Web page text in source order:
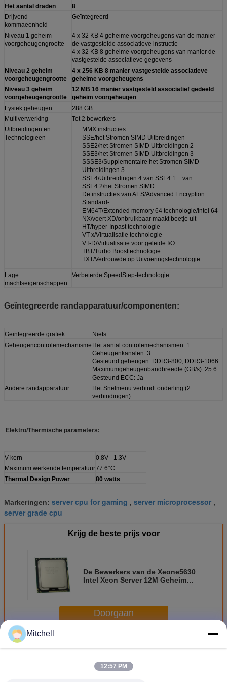
Het aantal draden
8
Drijvend
kommaeenheid
Geïntegreerd
Niveau 1 geheim
voorgeheugengrootte
4 x 32 KB 4 geheime voorgeheugens van de manier
de vastgestelde associatieve instructie
4 x 32 KB 8 geheime voorgeheugens van manier de
vastgestelde associatieve gegevens
Niveau 2 geheim
voorgeheugengrootte
4 x 256 KB 8 manier vastgestelde associatieve
geheime voorgeheugens
Niveau 3 geheim
voorgeheugengrootte
12 MB 16 manier vastgesteld associatief gedeeld
geheim voorgeheugen
Fysiek geheugen
288 GB
Multiverwerking
Tot 2 bewerkers
Uitbreidingen en
Technologieën
MMX instructies
SSE/het Stromen SIMD Uitbreidingen
SSE2/het Stromen SIMD Uitbreidingen 2
SSE3/het Stromen SIMD Uitbreidingen 3
SSSE3/Supplementaire het Stromen SIMD
Uitbreidingen 3
SSE4/Uitbreidingen 4 van SSE4.1 + van
SSE4.2/het Stromen SIMD
De instructies van AES/Advanced Encryption
Standard-
EM64T/Extended memory 64 technologie/Intel 64
NX/voert XD/onbruikbaar maakt beetje uit
HT/hyper-Inpast technologie
VT-x/Virtualisatie technologie
VT-D/Virtualisatie voor geleide I/O
TBT/Turbo Boosttechnologie
TXT/Vertrouwde op Uitvoeringstechnologie
Lage
machtseigenschappen
Verbeterde SpeedStep-technologie
Geïntegreerde randapparatuur/componenten:
Geïntegreerde grafiek
Niets
Geheugencontrolemechanisme Het aantal controlemechanismen: 1
Geheugenkanalen: 3
Gesteund geheugen: DDR3-800, DDR3-1066
Maximumgeheugenbandbreedte (GB/s): 25.6
Gesteund ECC: Ja
Andere randapparatuur
Het Snelmenu verbindt onderling (2
verbindingen)
Elektro/Thermische parameters:
V kern
0.8V - 1.3V
Maximum werkende temperatuur77.6°C
Thermal Design Power
80 watts
Markeringen: server cpu for gaming , server microprocessor ,
server grade cpu
Krijg de beste prijs voor
De Bewerkers van de Xeone5630
Intel Xeon Server 12M Geheim
Doorgaan
Meer
Mitchell
12:57 PM